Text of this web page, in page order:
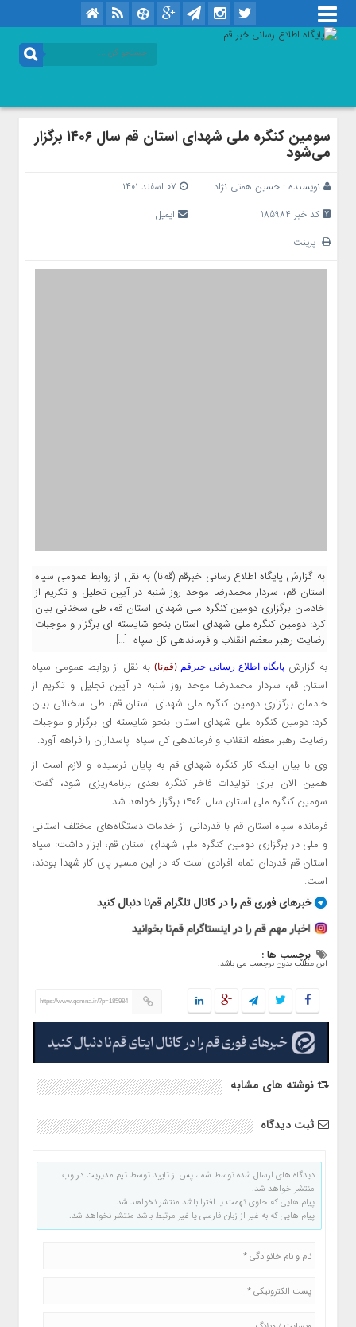
سومین کنگره ملی شهدای استان قم سال ۱۴۰۶ برگزار
می‌شود
نویسنده : حسین همتی نژاد
کد خبر 185984
ایمیل
پرینت
به گزارش پایگاه اطلاع رسانی خبرقم (قم‌نا) به نقل از روابط عمومی سپاه
استان قم، سردار محمدرضا موحد روز شنبه در آیین تجلیل و تکریم از
خادمان برگزاری دومین کنگره ملی شهدای استان قم، طی سخنانی بیان
کرد: دومین کنگره ملی شهدای استان بنحو شایسته ای برگزار و موجبات
رضایت رهبر معظم انقلاب و فرماندهی کل سپاه […]
به گزارش پایگاه اطلاع رسانی خبرقم (قم‌نا)
به نقل از روابط عمومی سپاه
استان قم، سردار محمدرضا موحد روز شنبه در آیین تجلیل و تکریم از
خادمان برگزاری دومین کنگره ملی شهدای استان قم، طی سخنانی بیان
کرد: دومین کنگره ملی شهدای استان بنحو شایسته ای برگزار و موجبات
رضایت رهبر معظم انقلاب و فرماندهی کل سپاه پاسداران را فراهم آورد.
وی با بیان اینکه کار کنگره شهدای قم به پایان نرسیده و لازم است از
همین الان برای تولیدات فاخر کنگره بعدی برنامه‌ریزی شود، گفت:
سومین کنگره ملی استان سال ۱۴۰۶ برگزار خواهد شد.
فرمانده سپاه استان قم با قدردانی از خدمات دستگاه‌های مختلف استانی
و ملی در برگزاری دومین کنگره ملی شهدای استان قم، ابزار داشت: سپاه
استان قم قدردان تمام افرادی است که در این مسیر پای کار شهدا بودند،
است.
برچسب ها :
این مطلب بدون برچسب می باشد.
https://www.qomna.ir/?p=185984
نوشته های مشابه
ثبت دیدگاه
دیدگاه های ارسال شده توسط شما، پس از تایید توسط تیم مدیریت در وب
منتشر خواهد شد.
پیام هایی که حاوی تهمت یا افترا باشد منتشر نخواهد شد.
پیام هایی که به غیر از زبان فارسی یا غیر مرتبط باشد منتشر نخواهد شد.